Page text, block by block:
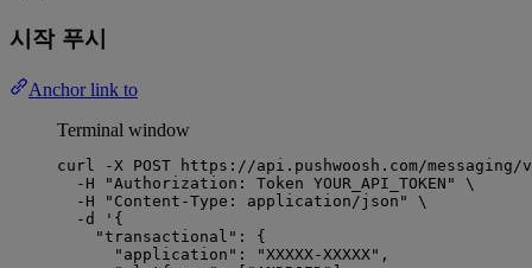
시작 푸시
Anchor link to
Terminal window
curl -X POST
https://api.pushwoosh.com/
-H
"Authorization: Token YOUR_API_TOKEN "
\
-H
" Content-Type: application/json "
\
-d
' {
"transactional": {
"application": "XXXXX-XXXXX",